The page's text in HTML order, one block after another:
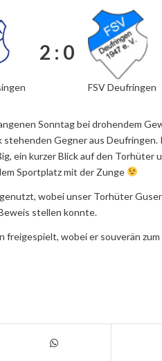
2 : 0
FSV Deufringen
Sonntag bei drohendem
Gegner aus
ein kurzer Blick auf den Torhüter
Sportplatz mit der Zunge
wobei unser Torhüter
stellen konnte.
freigespielt, wobei er souverän